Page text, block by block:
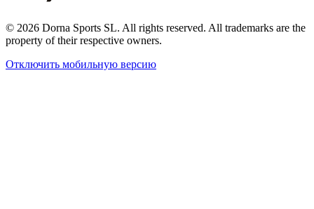
© 2026 Dorna Sports SL. All rights reserved. All trademarks are the
property of their respective owners.
Отключить мобильную версию